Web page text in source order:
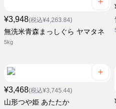
¥3,948(税込¥4,263.84)
無洗米青森まっしぐら ヤマタネ
5kg
¥3,468(税込¥3,745.44)
山形つや姫 あたたか